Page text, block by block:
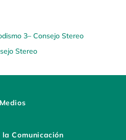
3– Consejo Stereo
Stereo
la Comunicación